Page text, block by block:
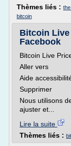
Thèmes liés :
bitcoin
Bitcoin Live
Facebook
Bitcoin Live
Aller vers
Aide
Supprimer
Nous utilisons
ajuster et...
Lire la suite
Thèmes liés :